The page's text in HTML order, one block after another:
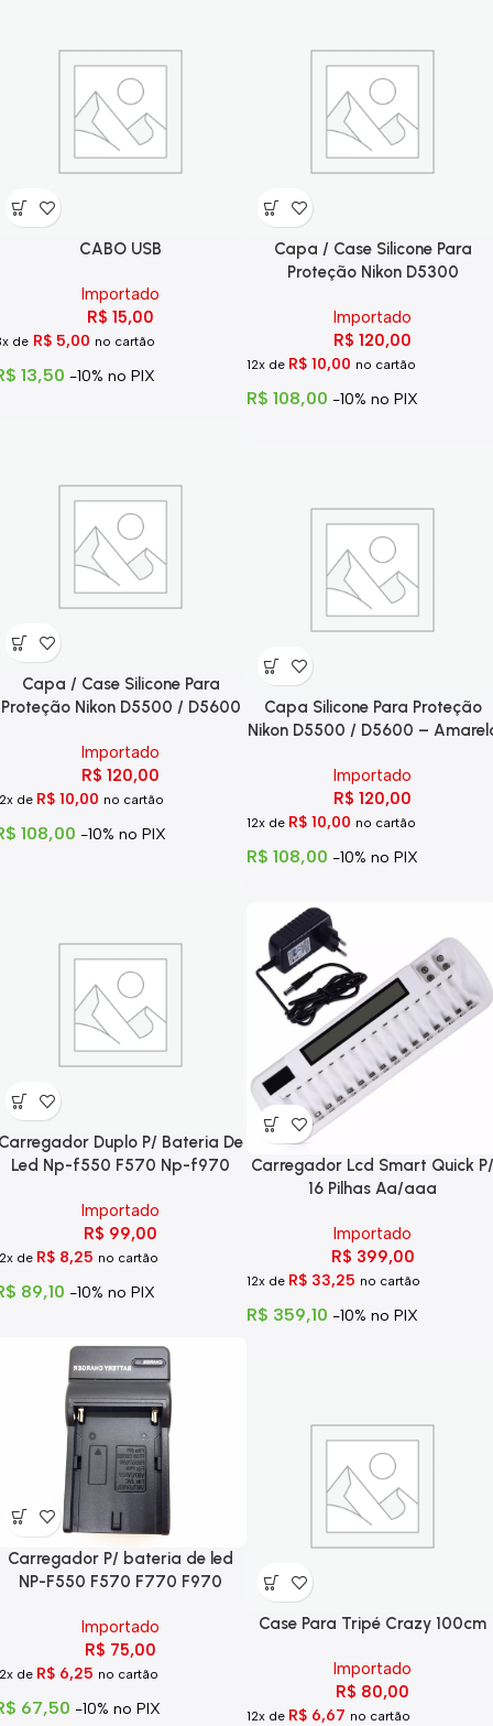
CABO USB
Importado
R$ 15,00
de R$ 5,00 no cartão
13,50 -10% no PIX
Capa / Case Silicone Para
Proteção Nikon D5300
Importado
R$ 120,00
12x de R$ 10,00 no cartão
R$ 108,00 -10% no PIX
Capa / Case Silicone Para
Proteção Nikon D5500 / D5600
Importado
R$ 120,00
de R$ 10,00 no cartão
108,00 -10% no PIX
Capa Silicone Para Proteção
Nikon D5500 / D5600 –
Importado
R$ 120,00
12x de R$ 10,00 no cartão
R$ 108,00 -10% no PIX
Duplo P/ Bateria De
Led Np-f550 F570 Np-f970
Importado
R$ 99,00
de R$ 8,25 no cartão
89,10 -10% no PIX
Carregador Lcd Smart Quick P/
16 Pilhas Aa/aaa
Importado
R$ 399,00
12x de R$ 33,25 no cartão
R$ 359,10 -10% no PIX
Carregador P/ bateria de led
NP-F550 F570 F770 F970
Importado
R$ 75,00
de R$ 6,25 no cartão
67,50 -10% no PIX
Case Para Tripé Crazy 100cm
Importado
R$ 80,00
12x de R$ 6,67 no cartão